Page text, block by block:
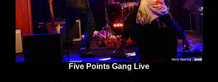
Five Points Gang Live